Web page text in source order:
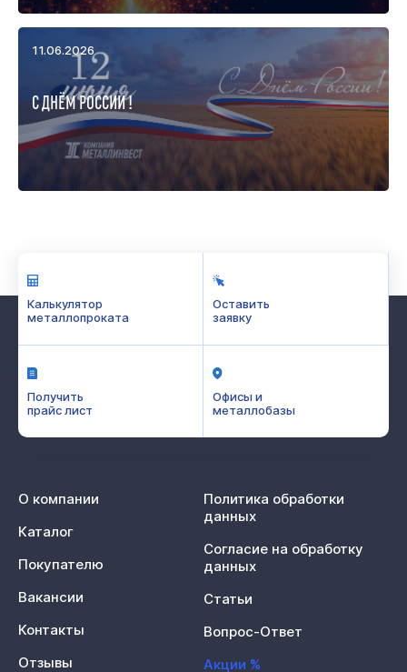
11.06.2026
С ДНЁМ РОССИИ !
Калькулятор
металлопроката
Оставить
заявку
Получить
прайс лист
Офисы и
металлобазы
О компании
Каталог
Покупателю
Вакансии
Контакты
Отзывы
Политика обработки
данных
Согласие на обработку
данных
Статьи
Вопрос-Ответ
Акции %